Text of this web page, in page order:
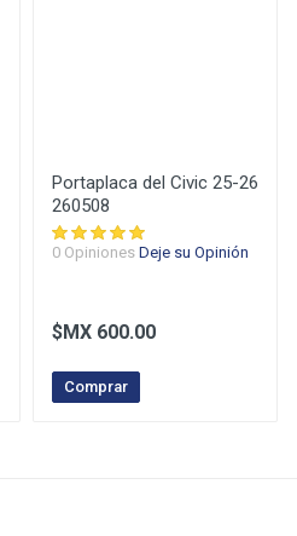
Portaplaca del Civic 25-26
260508
0 Opiniones Deje su Opinión
$MX 600.00
Comprar